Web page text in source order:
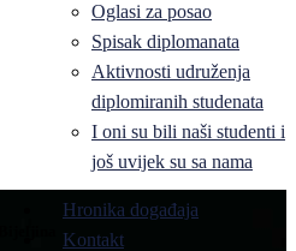
Oglasi za posao
Spisak diplomanata
Aktivnosti udruženja
diplomiranih studenata
I oni su bili naši studenti i
još uvijek su sa nama
Hronika događaja
Kontakt